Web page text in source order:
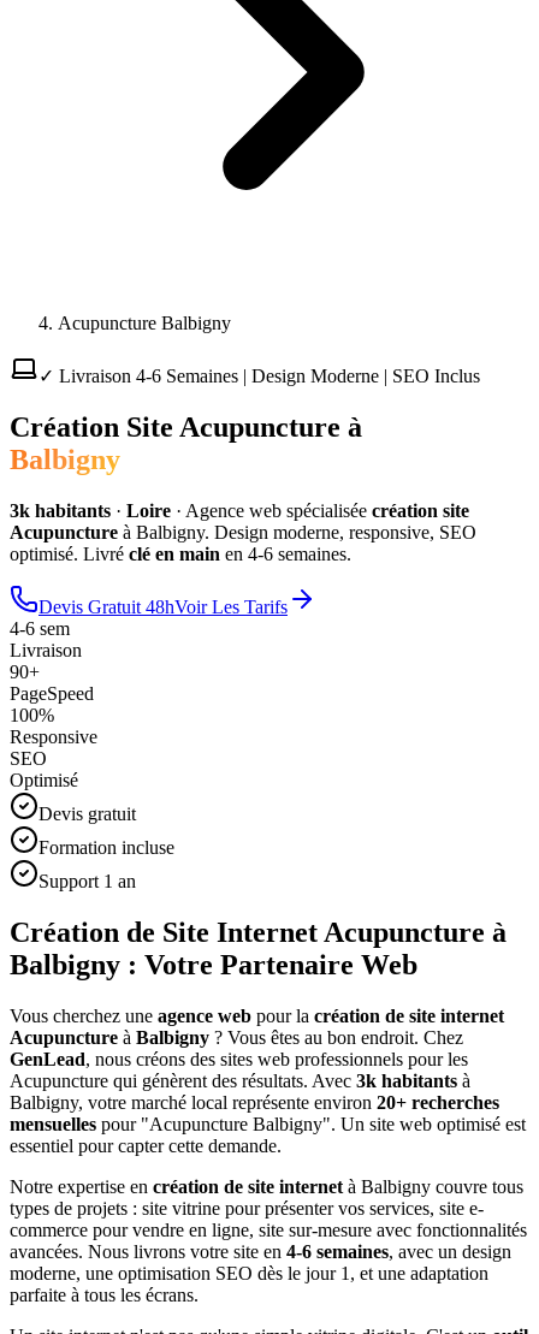
Acupuncture Balbigny
✓ Livraison 4-6 Semaines | Design Moderne | SEO Inclus
Création Site Acupuncture à
Balbigny
3k habitants · Loire · Agence web spécialisée création site
Acupuncture à Balbigny. Design moderne, responsive, SEO
optimisé. Livré clé en main en 4-6 semaines.
Devis Gratuit 48hVoir Les Tarifs
4-6 sem
Livraison
90+
PageSpeed
100%
Responsive
SEO
Optimisé
Devis gratuit
Formation incluse
Support 1 an
Création de Site Internet Acupuncture à
Balbigny : Votre Partenaire Web
Vous cherchez une agence web pour la création de site internet
Acupuncture à Balbigny ? Vous êtes au bon endroit. Chez
GenLead, nous créons des sites web professionnels pour les
Acupuncture qui génèrent des résultats. Avec 3k habitants à
Balbigny, votre marché local représente environ 20+ recherches
mensuelles pour "Acupuncture Balbigny". Un site web optimisé est
essentiel pour capter cette demande.
Notre expertise en création de site internet à Balbigny couvre tous
types de projets : site vitrine pour présenter vos services, site e-
commerce pour vendre en ligne, site sur-mesure avec fonctionnalités
avancées. Nous livrons votre site en 4-6 semaines, avec un design
moderne, une optimisation SEO dès le jour 1, et une adaptation
parfaite à tous les écrans.